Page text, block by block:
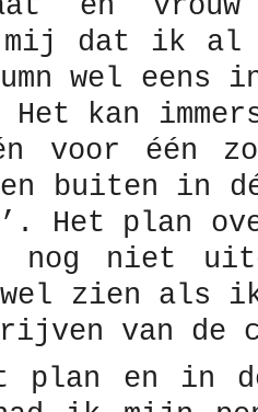
mij dat ik al
wel eens
kan
voor één
buiten in
Het plan
niet
zien als ik
van de
plan en in